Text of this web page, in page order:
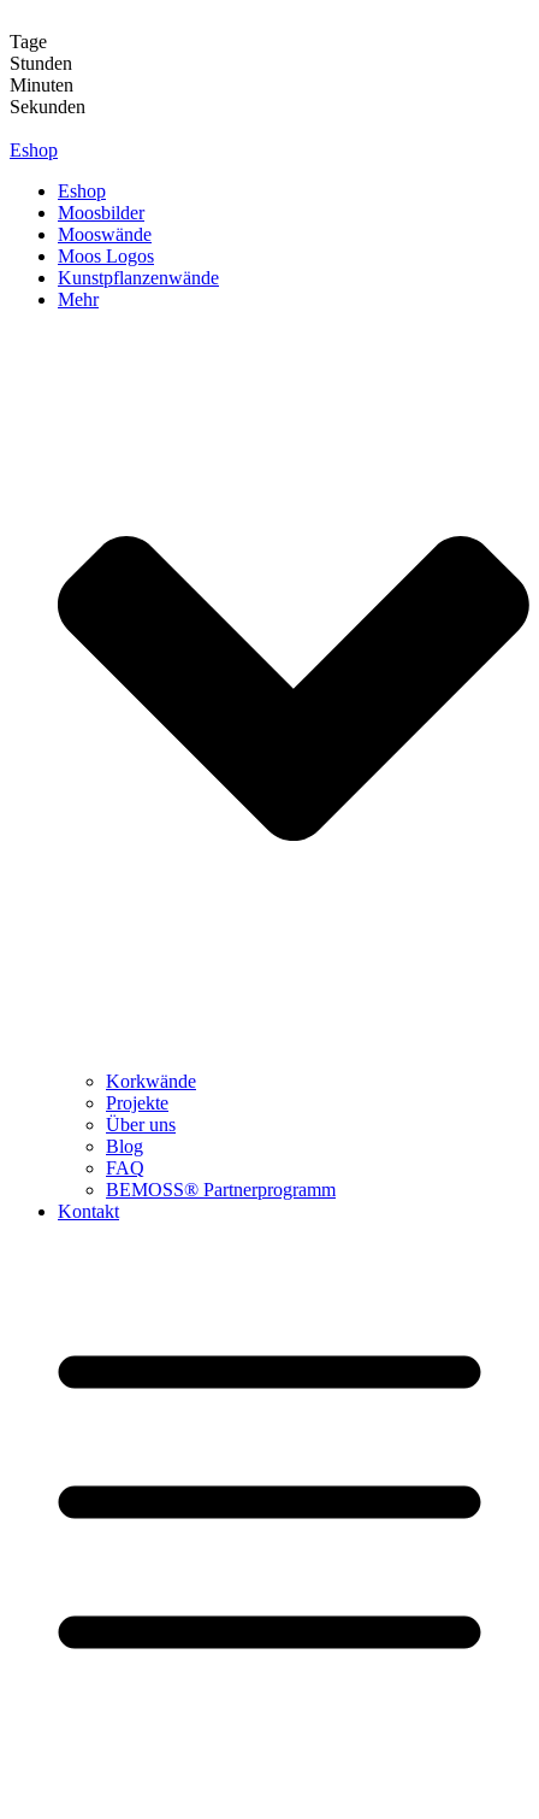
Inhalt
springen
Tage
Stunden
Minuten
Sekunden
Eshop
Eshop
Moosbilder
Mooswände
Moos Logos
Kunstpflanzenwände
Mehr
Korkwände
Projekte
Über uns
Blog
FAQ
BEMOSS® Partnerprogramm​
Kontakt